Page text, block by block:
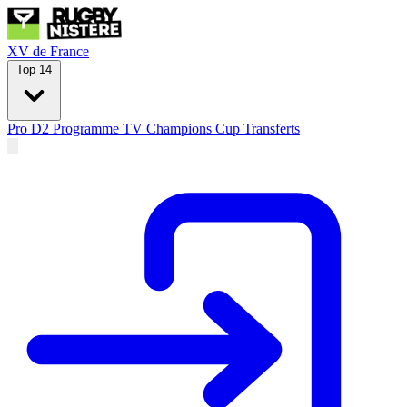
XV de France
Top 14
Pro D2 Programme TV Champions Cup Transferts